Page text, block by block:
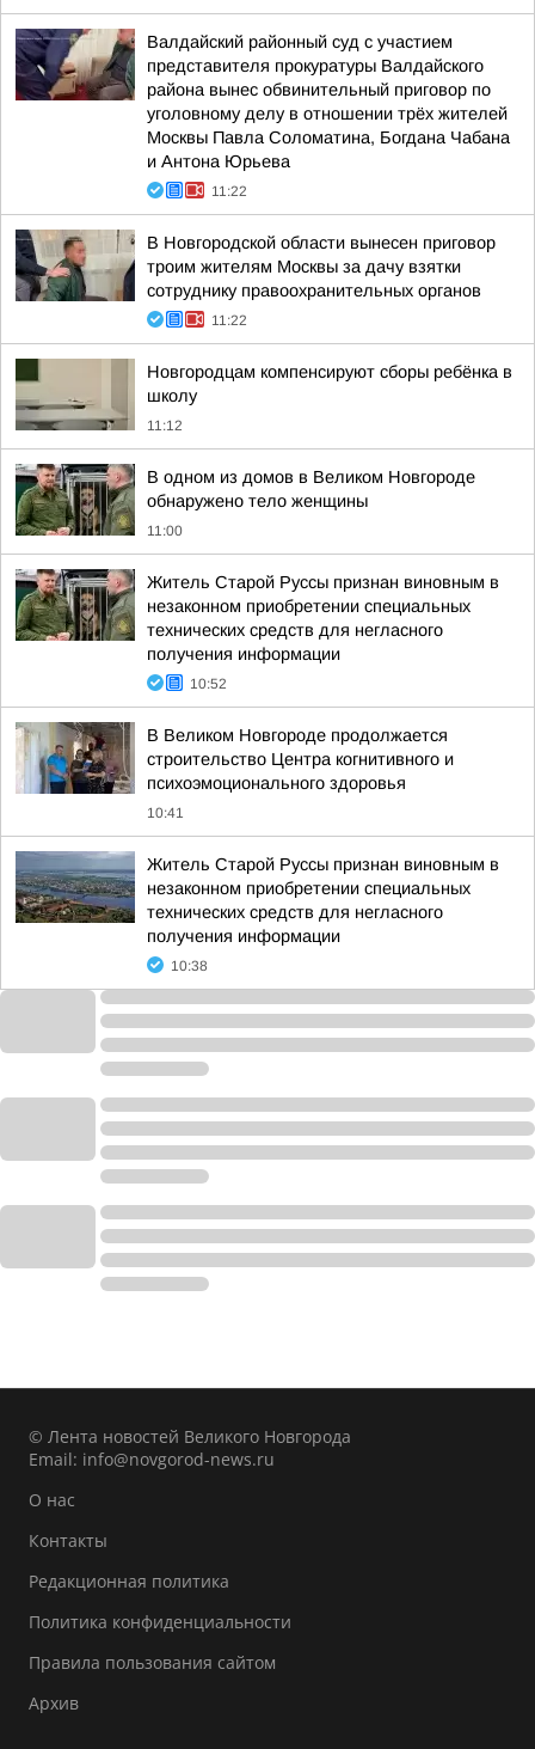
Валдайский районный суд с участием
представителя прокуратуры Валдайского
района вынес обвинительный приговор по
уголовному делу в отношении трёх жителей
Москвы Павла Соломатина, Богдана Чабана
и Антона Юрьева
11:22
В Новгородской области вынесен приговор
троим жителям Москвы за дачу взятки
сотруднику правоохранительных органов
11:22
Новгородцам компенсируют сборы ребёнка в
школу
11:12
В одном из домов в Великом Новгороде
обнаружено тело женщины
11:00
Житель Старой Руссы признан виновным в
незаконном приобретении специальных
технических средств для негласного
получения информации
10:52
В Великом Новгороде продолжается
строительство Центра когнитивного и
психоэмоционального здоровья
10:41
Житель Старой Руссы признан виновным в
незаконном приобретении специальных
технических средств для негласного
получения информации
10:38
© Лента новостей Великого Новгорода
Email: info@novgorod-news.ru
О нас
Контакты
Редакционная политика
Политика конфиденциальности
Правила пользования сайтом
Архив